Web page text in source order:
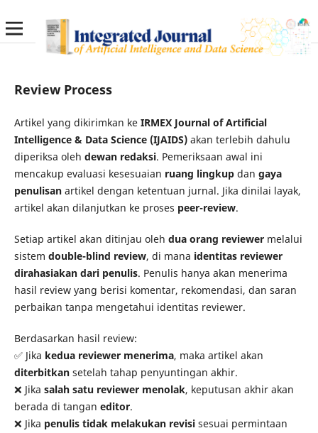
Review Process
Artikel yang dikirimkan ke IRMEX Journal of Artificial
Intelligence & Data Science (IJAIDS)akan terlebih dahulu
diperiksa oleh dewan redaksi. Pemeriksaan awal ini
mencakup evaluasi kesesuaian ruang lingkupdan gaya
penulisanartikel dengan ketentuan jurnal. Jika dinilai layak,
artikel akan dilanjutkan ke proses peer-review.
Setiap artikel akan ditinjau oleh dua orang reviewermelalui
sistem double-blind review, di mana identitas reviewer
dirahasiakan dari penulis. Penulis hanya akan menerima
hasil review yang berisi komentar, rekomendasi, dan saran
perbaikan tanpa mengetahui identitas reviewer.
Berdasarkan hasil review:
✅ Jika kedua reviewer menerima, maka artikel akan
diterbitkansetelah tahap penyuntingan akhir.
❌ Jika salah satu reviewer menolak, keputusan akhir akan
berada di tangan editor.
❌ Jika penulis tidak melakukan revisisesuai permintaan